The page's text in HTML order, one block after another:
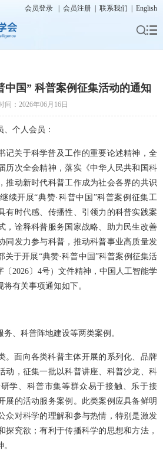
会员登录 会员注册 联系我们 English
中国” 科普案例征集活动的通知
间：2026年06月16日
个人会员：
记关于科学普及工作的重要论述精神，全
历次全会精神，落实《中华人民共和国科
推动新时代科普工作成为社会各界的共识
续开展“典赞·科普中国”科普案例征集工
有时代感、传播性、引领力的科普实践案
，诠释科普服务国家战略、助力民生改善
同发力参与科普，推动科普事业高质量发
关于开展“典赞·科普中国”科普案例征集活
2026〕4号）文件精神，中国人工智能学
有关事项通知如下。
、科普阵地建设等两类案例。
。面向各类科普主体开展的系列化、品牌
动，征集一批以科普讲座、科普沙龙、科
学、科普市集等群众易于接触、乐于接
展的活动服务案例。此类案例应具备鲜明
众对科学的理解和参与热情，特别是激发
探究欲；有利于传播科学的思想和方法，